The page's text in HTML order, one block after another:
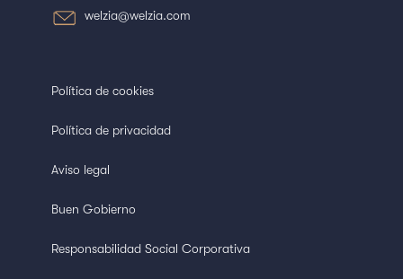
welzia@welzia.com
Política de cookies
Política de privacidad
Aviso legal
Buen Gobierno
Responsabilidad Social Corporativa